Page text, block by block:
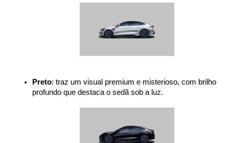
Preto: traz um visual premium e misterioso, com brilho
profundo que destaca o sedã sob a luz.